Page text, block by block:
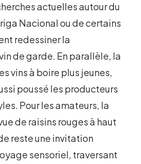
actuelles autour du
Nacional ou de certains
redessiner la
de garde. En parallèle, la
vins à boire plus jeunes,
poussé les producteurs
Pour les amateurs, la
de raisins rouges à haut
reste une invitation
sensoriel, traversant